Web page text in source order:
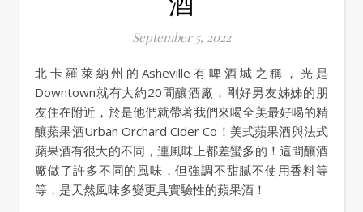
September 5, 2022
北卡羅萊納州的Asheville有啤酒城之稱，光是
Downtown就有大約20間釀酒廠，剛好男友姊姊的朋
友住在附近，於是他們就帶著我們來喝全美最好喝的精
釀蘋果酒Urban Orchard Cider Co！美式蘋果酒與法式
蘋果酒有很大的不同，連風味上都差蠻多的！這間釀酒
廠做了許多不同的風味，但強調不甜膩不使用香料等
等，是天然風味多變更具實驗性的蘋果酒！